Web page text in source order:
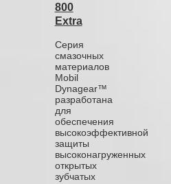
800
Extra
Серия
смазочных
материалов
Mobil
Dynagear™
разработана
для
обеспечения
высокоэффективной
защиты
высоконагруженных
открытых
зубчатых